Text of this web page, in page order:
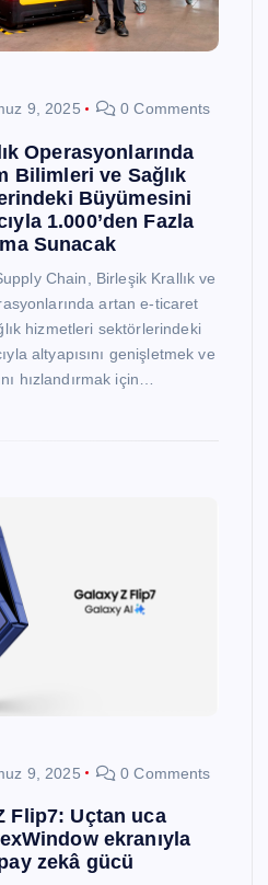
9, 2025 0 Comments
Operasyonlarında
Bilimleri ve Sağlık
Büyümesini
1.000’den Fazla
Sunacak
Chain, Birleşik Krallık ve
artan e-ticaret
hizmetleri sektörlerindeki
altyapısını genişletmek ve
hızlandırmak için…
9, 2025 0 Comments
Flip7: Uçtan uca
ekranıyla
zekâ gücü